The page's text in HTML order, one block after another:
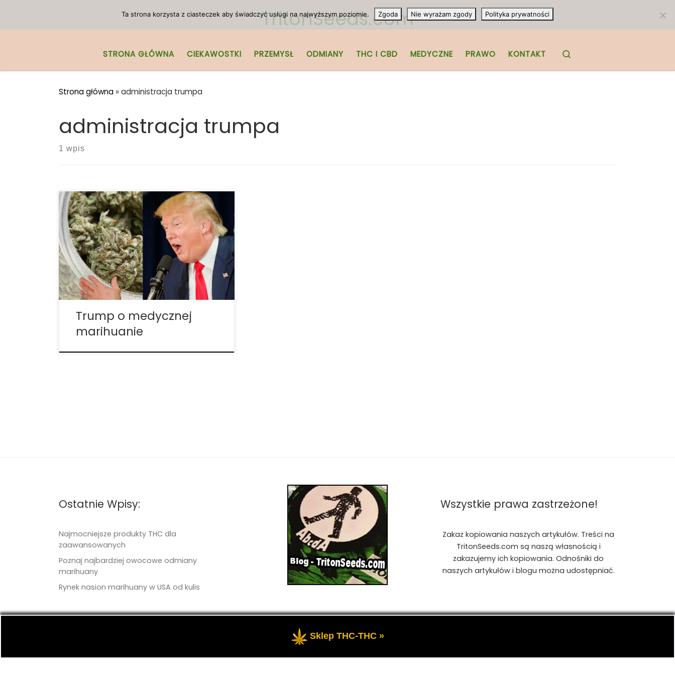
TritonSeeds.com
STRONA GŁÓWNA CIEKAWOSTKI PRZEMYSŁ ODMIANY THC I CBD MEDYCZNE PRAWO KONTAKT
Strona główna » administracja trumpa
administracja trumpa
1 wpis
W rozmowie z Billem O’Reilly’em, Trump
stwierdził, że mocno wspiera medyczną
marihuanę: „W 100 procentach wspieram
medyczną marihuanę.” Jako poparcie dla
swojego stanowiska dodał również: „Znam
ludzi, którzy mają poważne problemy i
medyczna marihuana naprawdę im
pomaga.” Jeśli chodzi o […]
Trump o medycznej
marihuanie
Ostatnie Wpisy:
Najmocniejsze produkty THC dla
zaawansowanych
Poznaj najbardziej owocowe odmiany
marihuany
Rynek nasion marihuany w USA od kulis
Wszystkie prawa zastrzeżone!
Zakaz kopiowania naszych artykułów. Treści na
TritonSeeds.com są naszą własnością i
zakazujemy ich kopiowania. Odnośniki do
naszych artykułów i blogu można udostępniać.
- Przedstawia portal-blog o Marihuanie, cannabis, konopiach indyjskich, CBD, RSO, THC.
Ta strona korzysta z ciasteczek aby świadczyć usługi na najwyższym poziomie. Zgoda Nie wyrażam zgody Polityka prywatności
Sklep THC-THC »